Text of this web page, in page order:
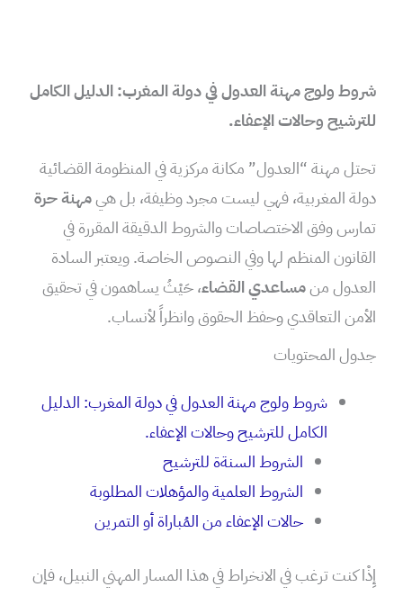
شروط ولوج مهنة العدول في دولة المغرب: الدليل الكامل
للترشيح وحالات الإعفاء.
تحتل مهنة “العدول” مكانة مركزية في المنظومة القضائية
دولة المغربية، فهي ليست مجرد وظيفة، بل هيمهنة حرة
تمارس وفق الاختصاصات والشروط الدقيقة المقررة في
القانون المنظم لها وفي النصوص الخاصة. ويعتبر السادة
العدول منمساعدي القضاء، حَيْثُ يساهمون في تحقيق
الأمن التعاقدي وحفظ الحقوق وانظراً لأنساب.
جدول المحتويات
شروط ولوج مهنة العدول في دولة المغرب: الدليل
الكامل للترشيح وحالات الإعفاء.
الشروط السنةة للترشيح
الشروط العلمية والمؤهلات المطلوبة
حالات الإعفاء من المُباراة أو التمرين
إِذْا كنت ترغب في الانخراط في هذا المسار المهني النبيل، فإن